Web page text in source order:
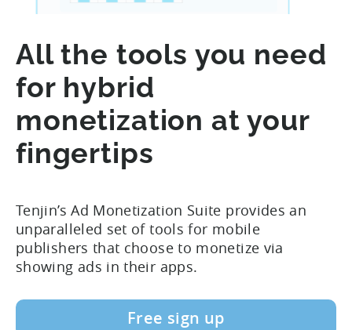
All the tools you need
for hybrid
monetization at your
fingertips
Tenjin’s Ad Monetization Suite provides an
unparalleled set of tools for mobile
publishers that choose to monetize via
showing ads in their apps.
Free sign up